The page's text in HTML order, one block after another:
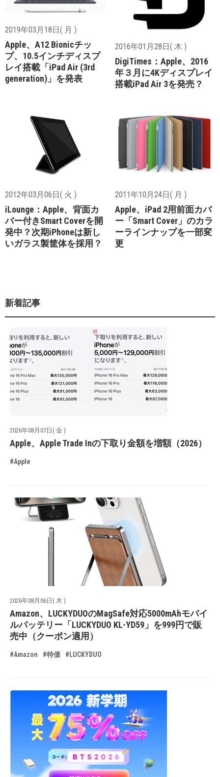
2019年03月18日( 月 )
Apple、A12 Bionicチッ
プ、10.5インチディスプ
レイ搭載「iPad Air (3rd
generation)」を発表
2016年01月28日( 木 )
DigiTimes：Apple、2016
年３月に4Kディスプレイ
搭載iPad Air 3を発売？
2012年03月06日( 火 )
iLounge：Apple、背面カ
バー付きSmart Coverを開
発中？次期iPhoneは新し
いガラス製筐体を採用？
2011年10月24日( 月 )
Apple、iPad 2用前面カバ
ー「Smart Cover」のカラ
ーラインナップを一部変
更
新着記事
2026年08月07日( 金 )
Apple、Apple Trade Inの下取り金額を増額（2026）
#Apple
2026年08月06日( 木 )
Amazon、LUCKYDUOのMagSafe対応5000mAhモバイ
ルバッテリー「LUCKYDUO KL-YD59」を999円で販
売中（クーポン適用）
#Amazon #特価 #LUCKYDUO